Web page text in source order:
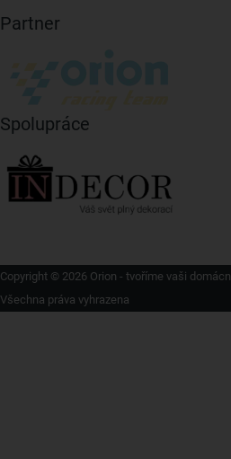
Partner
Spolupráce
Copyright © 2026 Orion - tvoříme vaši
Všechna práva vyhrazena